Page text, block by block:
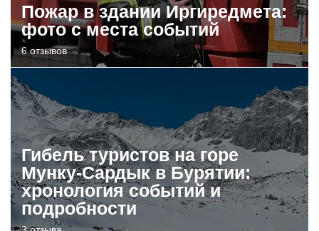
Пожар в здании Иргиредмета:
фото с места событий
6 отзывов
Гибель туристов на горе
Мунку-Сардык в Бурятии:
хронология событий и
подробности